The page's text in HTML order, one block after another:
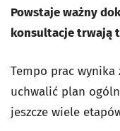
Powstaje ważny
konsultacje trwają
Tempo prac wynika
uchwalić plan
jeszcze wiele